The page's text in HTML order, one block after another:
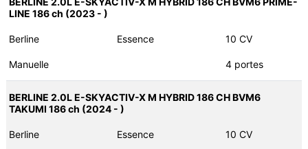
LINE 186 ch (2023 - )
Berline Essence 10 CV
Manuelle 4 portes
BERLINE 2.0L E-SKYACTIV-X M HYBRID 186 CH BVM6
TAKUMI 186 ch (2024 - )
Berline Essence 10 CV